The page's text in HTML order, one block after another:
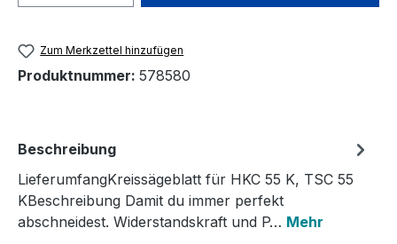
Zum Merkzettel hinzufügen
Produktnummer: 578580
Beschreibung
LieferumfangKreissägeblatt für HKC 55 K, TSC 55
KBeschreibung Damit du immer perfekt
abschneidest. Widerstandskraft und P… Mehr